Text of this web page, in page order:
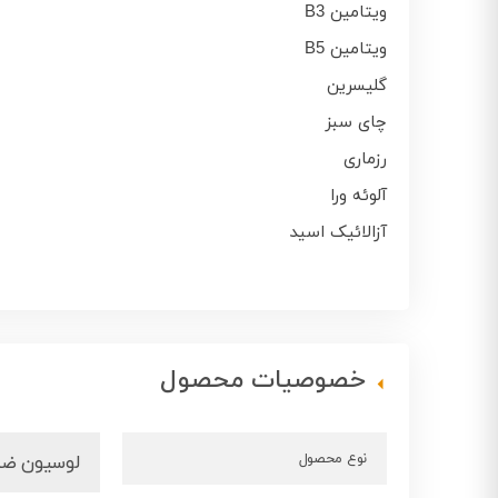
ویتامین B3
ویتامین B5
گلیسرین
چای سبز
رزماری
آلوئه ورا
آزالائیک اسید
خصوصیات محصول
نوع محصول لوسیون